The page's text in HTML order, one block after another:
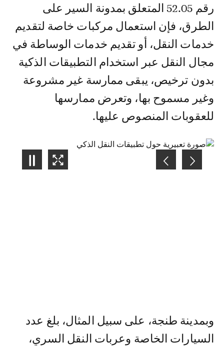
رقم 52.05 المتعلق بمدونة السير على
الطرق، فإن استعمال مركبات خاصة لتقديم
خدمات النقل، أو تقديم خدمات الوساطة في
مجال النقل عبر استخدام التطبيقات الذكية
بدون ترخيص، يبقى ممارسة غير مشروعة
وغير مسموح بها، وتعرض ممارسها
للعقوبات المنصوص عليها.
وبمدينة طنجة، على سبيل المثال، بلغ عدد
السيارات الخاصة وعربات النقل السري،